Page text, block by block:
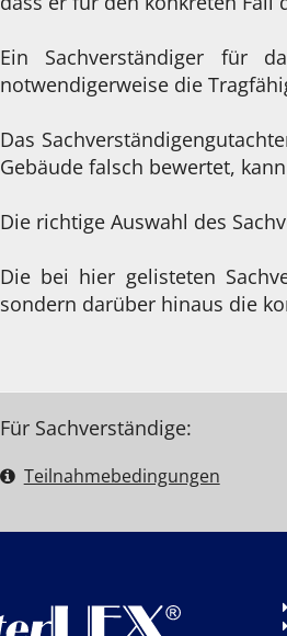
Ein Sachverständiger für
notwendigerweise die
Das
Gebäude falsch bewertet,
Die richtige Auswahl des
Die bei hier gelisteten
sondern darüber hinaus die
Für Sachverständige:
Teilnahme­bedingungen